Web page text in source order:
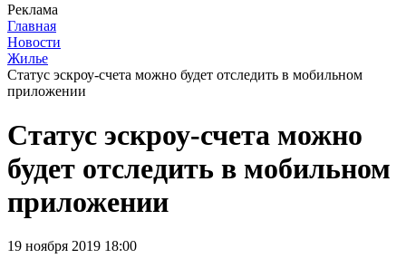
Реклама
Главная
Новости
Жилье
Статус эскроу-счета можно будет отследить в мобильном
приложении
Статус эскроу-счета можно
будет отследить в мобильном
приложении
19 ноября 2019 18:00